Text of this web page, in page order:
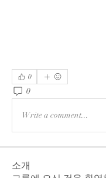
0
0
Write a comment...
소개